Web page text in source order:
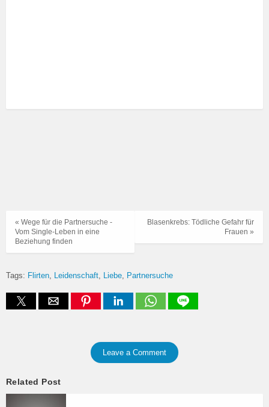
Blasenkrebs: Tödliche Gefahr für
Frauen »
« Wege für die Partnersuche -
Vom Single-Leben in eine
Beziehung finden
Tags: Flirten Leidenschaft Liebe Partnersuche
Leave a Comment
Related Post